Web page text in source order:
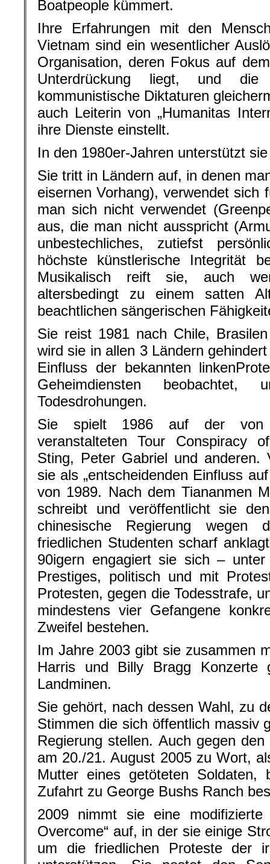
Boatpeople kümmert.
Ihre Erfahrungen mit den
Vietnam sind ein wesentlicher
Organisation, deren Fokus auf
Unterdrückung liegt, und
kommunistische Diktaturen
auch Leiterin von „Humanitas
ihre Dienste einstellt.
In den 1980er-Jahren unterstützt
Sie tritt in Ländern auf, in denen
eisernen Vorhang), verwendet sich
man sich nicht verwendet
aus, die man nicht ausspricht
unbestechliches, zutiefst
höchste künstlerische Integrität
Musikalisch reift sie, auch
altersbedingt zu einem satten
beachtlichen sängerischen
Sie reist 1981 nach Chile,
wird sie in allen 3 Ländern
Einfluss der bekannten
Geheimdiensten beobachtet,
Todesdrohungen.
Sie spielt 1986 auf der von
veranstalteten Tour Conspiracy
Sting, Peter Gabriel und anderen.
sie als „entscheidenden Einfluss
von 1989. Nach dem Tiananmen
schreibt und veröffentlicht sie
chinesische Regierung wegen
friedlichen Studenten scharf
90igern engagiert sie sich –
Prestiges, politisch und mit
Protesten, gegen die Todesstrafe,
mindestens vier Gefangene
Zweifel bestehen.
Im Jahre 2003 gibt sie zusammen
Harris und Billy Bragg Konzerte
Landminen.
Sie gehört, nach dessen Wahl, zu
Stimmen die sich öffentlich massiv
Regierung stellen. Auch gegen
am 20./21. August 2005 zu Wort,
Mutter eines getöteten
Zufahrt zu George Bushs Ranch
2009 nimmt sie eine
Overcome“ auf, in der sie einige
um die friedlichen Proteste der